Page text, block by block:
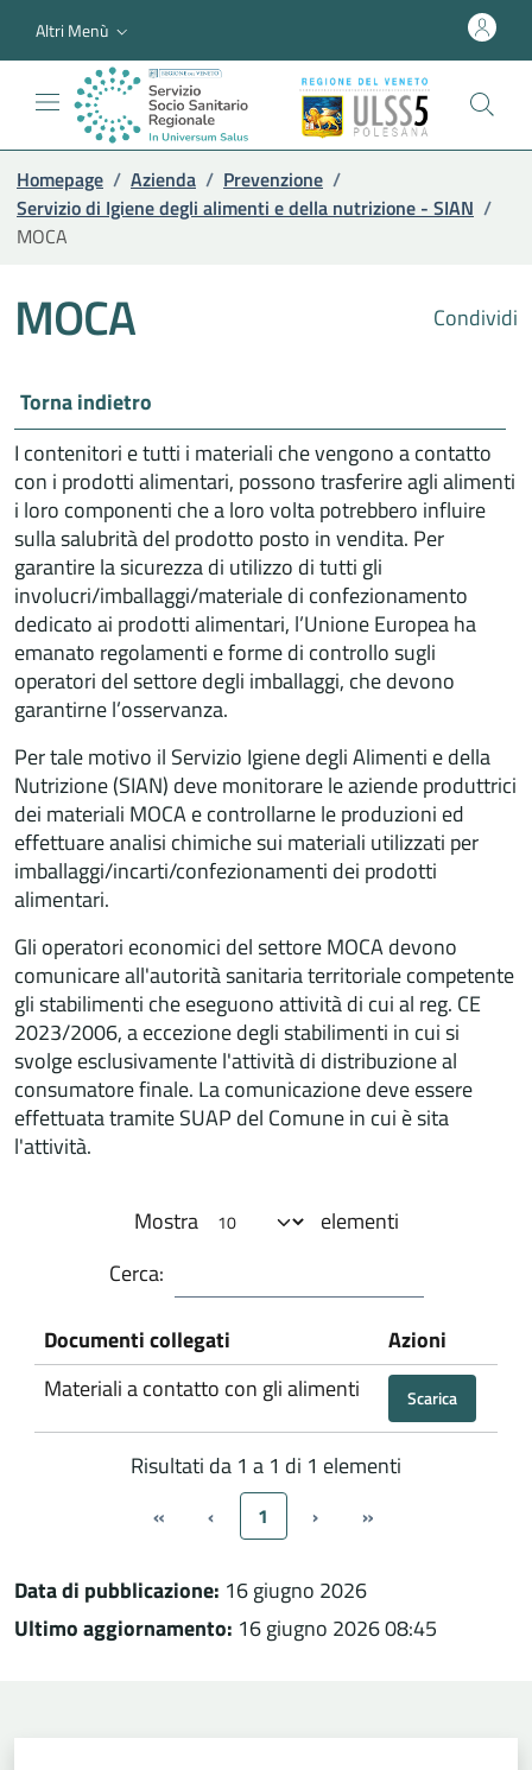
Altri Menù
Homepage / Azienda / Prevenzione /
Servizio di Igiene degli alimenti e della nutrizione - SIAN /
MOCA
Condividi
MOCA
Torna indietro
I contenitori e tutti i materiali che vengono a contatto
con i prodotti alimentari, possono trasferire agli alimenti
i loro componenti che a loro volta potrebbero influire
sulla salubrità del prodotto posto in vendita. Per
garantire la sicurezza di utilizzo di tutti gli
involucri/imballaggi/materiale di confezionamento
dedicato ai prodotti alimentari, l’Unione Europea ha
emanato regolamenti e forme di controllo sugli
operatori del settore degli imballaggi, che devono
garantirne l’osservanza.
Per tale motivo il Servizio Igiene degli Alimenti e della
Nutrizione (SIAN) deve monitorare le aziende produttrici
dei materiali MOCA e controllarne le produzioni ed
effettuare analisi chimiche sui materiali utilizzati per
imballaggi/incarti/confezionamenti dei prodotti
alimentari.
Gli operatori economici del settore MOCA devono
comunicare all'autorità sanitaria territoriale competente
gli stabilimenti che eseguono attività di cui al reg. CE
2023/2006, a eccezione degli stabilimenti in cui si
svolge esclusivamente l'attività di distribuzione al
consumatore finale. La comunicazione deve essere
effettuata tramite SUAP del Comune in cui è sita
l'attività.
Mostra
elementi
Cerca:
Documenti collegati
Azioni
Materiali a contatto con gli alimenti
Scarica
Risultati da 1 a 1 di 1 elementi
« ‹ 1 › »
Data di pubblicazione: 16 giugno 2026
Ultimo aggiornamento: 16 giugno 2026 08:45